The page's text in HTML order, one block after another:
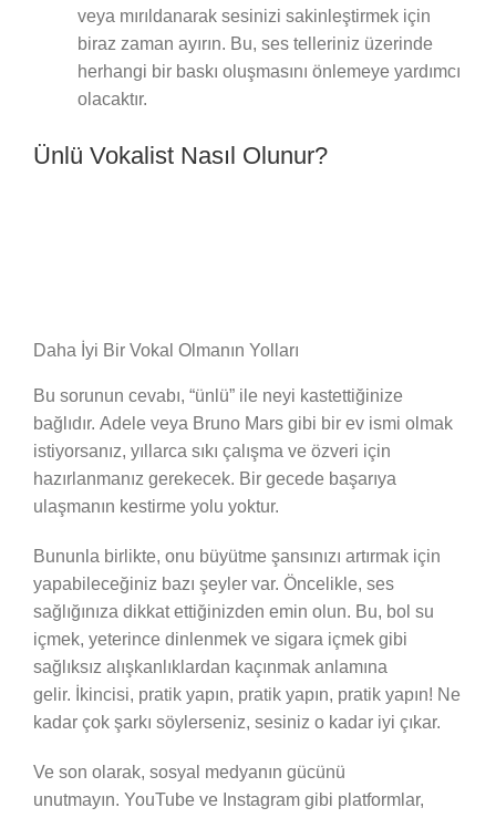
veya mırıldanarak sesinizi sakinleştirmek için
biraz zaman ayırın. Bu, ses telleriniz üzerinde
herhangi bir baskı oluşmasını önlemeye yardımcı
olacaktır.
Ünlü Vokalist Nasıl Olunur?
Daha İyi Bir Vokal Olmanın Yolları
Bu sorunun cevabı, “ünlü” ile neyi kastettiğinize
bağlıdır. Adele veya Bruno Mars gibi bir ev ismi olmak
istiyorsanız, yıllarca sıkı çalışma ve özveri için
hazırlanmanız gerekecek. Bir gecede başarıya
ulaşmanın kestirme yolu yoktur.
Bununla birlikte, onu büyütme şansınızı artırmak için
yapabileceğiniz bazı şeyler var. Öncelikle, ses
sağlığınıza dikkat ettiğinizden emin olun. Bu, bol su
içmek, yeterince dinlenmek ve sigara içmek gibi
sağlıksız alışkanlıklardan kaçınmak anlamına
gelir. İkincisi, pratik yapın, pratik yapın, pratik yapın! Ne
kadar çok şarkı söylerseniz, sesiniz o kadar iyi çıkar.
Ve son olarak, sosyal medyanın gücünü
unutmayın. YouTube ve Instagram gibi platformlar,